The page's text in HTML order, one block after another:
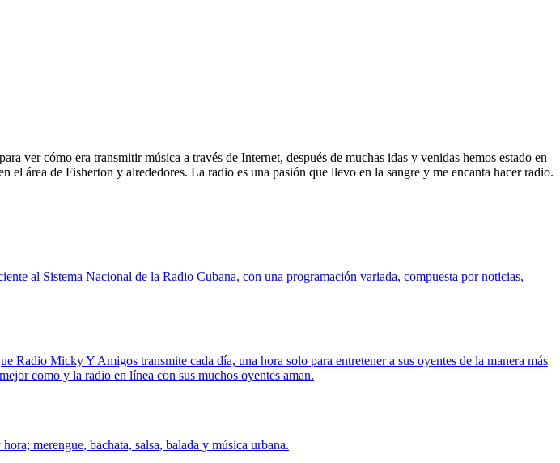
ver cómo era transmitir música a través de Internet, después de muchas idas y venidas hemos estado en
área de Fisherton y alrededores. La radio es una pasión que llevo en la sangre y me encanta hacer radio.
al Sistema Nacional de la Radio Cubana, con una programación variada, compuesta por noticias,
Radio Micky Y Amigos transmite cada día, una hora solo para entretener a sus oyentes de la manera más
como y la radio en línea con sus muchos oyentes aman.
merengue, bachata, salsa, balada y música urbana.